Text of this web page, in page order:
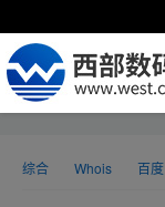
综合 Whois 百度